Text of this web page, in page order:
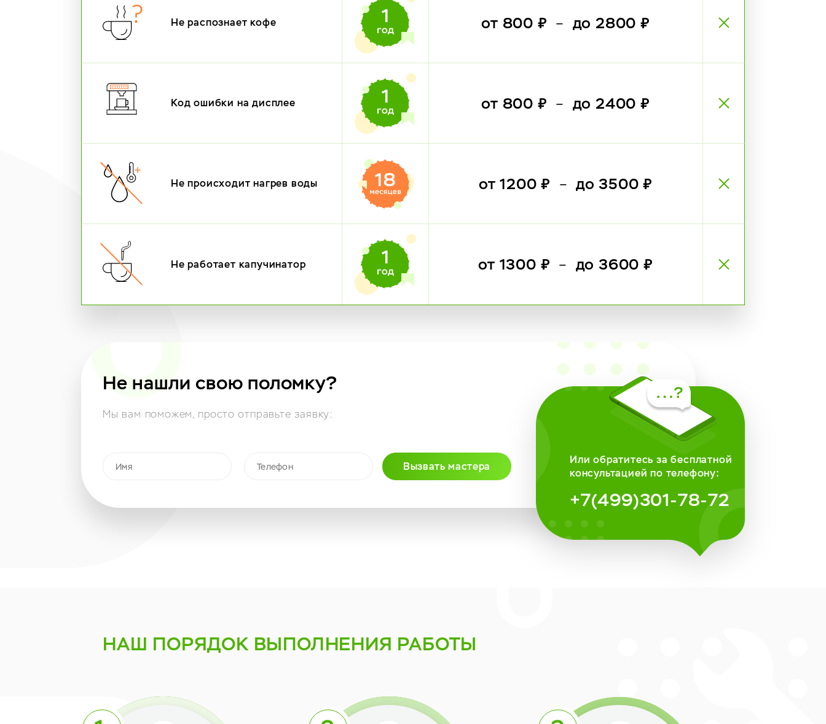
Не распознает кофе от 800 ₽ — до 2800 ₽
Код ошибки на дисплее от 800 ₽ — до 2400 ₽
Не происходит нагрев воды от 1200 ₽ — до 3500 ₽
Не работает капучинатор от 1300 ₽ — до 3600 ₽
Не нашли свою поломку?
Мы вам поможем, просто отправьте заявку:
Вызвать мастера
Или обратитесь за бесплатной
консультацией по телефону:
+7(499)301-78-72
НАШ ПОРЯДОКВЫПОЛНЕНИЯ РАБОТЫ